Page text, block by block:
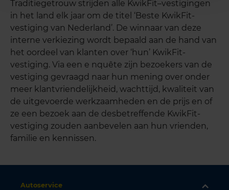
Traditiegetrouw strijden alle KwikFit–vestigingen
in het land elk jaar om de titel ‘Beste KwikFit-
vestiging van Nederland’. De winnaar van deze
interne verkiezing wordt bepaald aan de hand van
het oordeel van klanten over ‘hun’ KwikFit-
vestiging. Via een e nquête zijn bezoekers van de
vestiging gevraagd naar hun mening over onder
meer klantvriendelijkheid, wachttijd, kwaliteit van
de uitgevoerde werkzaamheden en de prijs en of
ze een bezoek aan de desbetreffende KwikFit-
vestiging zouden aanbevelen aan hun vrienden,
familie en kennissen.
Autoservice